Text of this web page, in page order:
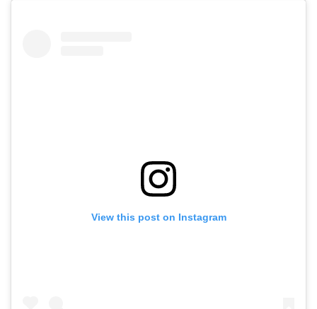
View this post on Instagram